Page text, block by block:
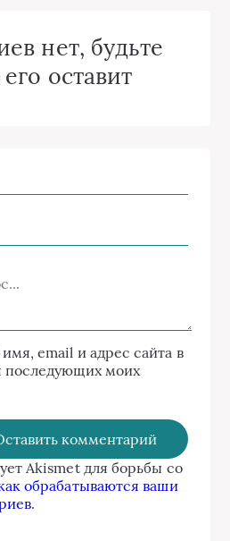
нет, будьте
оставит
email и адрес сайта в
последующих моих
Akismet для борьбы со
обрабатываются ваши
.